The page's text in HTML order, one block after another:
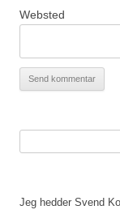
Websted
Jeg hedder Svend